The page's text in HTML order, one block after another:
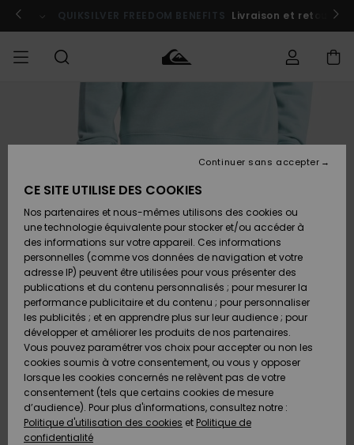
l'information
le
Quiksilver Festival Participer
QUIKSILVER FREEDOM BENEFITS Livraison et retour
Chaussures
& Tongs
Surf
Snow
Nouveautés
Chaussures
& Tongs
Surf
Snow
Nouveautés
FEMME
A
Découvrir
Snow
SURF
Homme
Surf
Shop
Enfant
Highlights
Communauté
SNOW
Homme
Snow
Shop
Enfant
Snow
Shop
Femme
A
Découvrir
Communauté
OUTLET
Enfant
Outlet
Femme
AIDE &
CONTACT
commande
Retours
Paiement
Carte
Cadeau
Quiksilver
Freedom
Protection
des
MAGASINS
CE SITE UTILISE DES COOKIES
Nos partenaires et nous-mêmes utilisons des cookies ou
une technologie équivalente pour stocker et/ou accéder à
des informations sur votre appareil. Ces informations
personnelles (comme vos données de navigation et votre
adresse IP) peuvent être utilisées pour vous présenter des
publications et du contenu personnalisés ; pour mesurer la
performance publicitaire et du contenu ; pour personnaliser
les publicités ; et en apprendre plus sur leur audience ; pour
développer et améliorer les produits de nos partenaires.
Vous pouvez paramétrer vos choix pour accepter ou non les
cookies soumis à votre consentement, ou vous y opposer
lorsque les cookies concernés ne relèvent pas de votre
consentement (tels que certains cookies de mesure
d’audience). Pour plus d'informations, consultez notre :
Politique d'utilisation des cookies et Politique de
confidentialité
Continuer sans accepter